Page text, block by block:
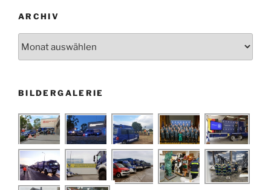
ARCHIV
BILDERGALERIE